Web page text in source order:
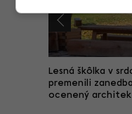
Lesná škôlka v
premenili
ocenený